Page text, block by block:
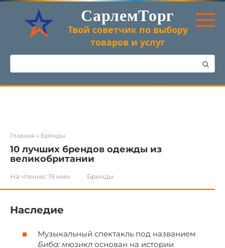
Перейти
контенту
СарлемТорг
Твой советчик по выбору
товаров и услуг
Поиск:
Главная » Бренды
10 лучших брендов одежды из
великобритании
На чтение: 19 мин Бренды
Наследие
Музыкальный спектакль под названием
Биба: мюзикл основан на истории